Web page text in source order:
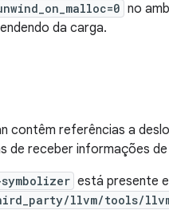
no
da carga.
contêm referências a
de receber informações
está presente
llvm/tools/